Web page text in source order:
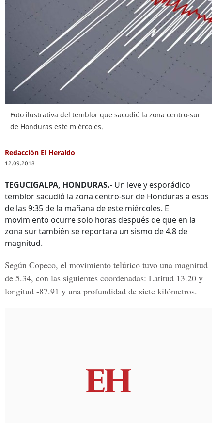
Foto ilustrativa del temblor que sacudió la zona centro-sur
de Honduras este miércoles.
Redacción El Heraldo
12.09.2018
TEGUCIGALPA, HONDURAS.- Un leve y esporádico
temblor sacudió la zona centro-sur de Honduras a esos
de las 9:35 de la mañana de este miércoles. El
movimiento ocurre solo horas después de que en la
zona sur también se reportara un sismo de 4.8 de
magnitud.
Según Copeco, el movimiento telúrico tuvo una magnitud
de 5.34, con las siguientes coordenadas: Latitud 13.20 y
longitud -87.91 y una profundidad de siete kilómetros.